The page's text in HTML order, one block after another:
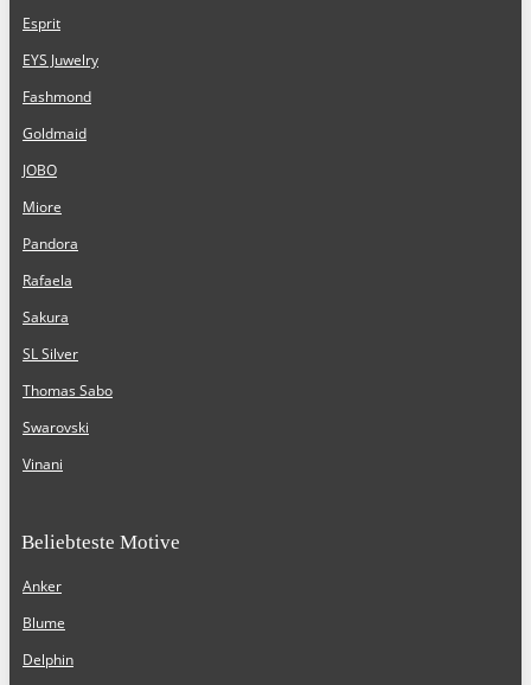
Esprit
EYS Juwelry
Fashmond
Goldmaid
JOBO
Miore
Pandora
Rafaela
Sakura
SL Silver
Thomas Sabo
Swarovski
Vinani
Beliebteste Motive
Anker
Blume
Delphin